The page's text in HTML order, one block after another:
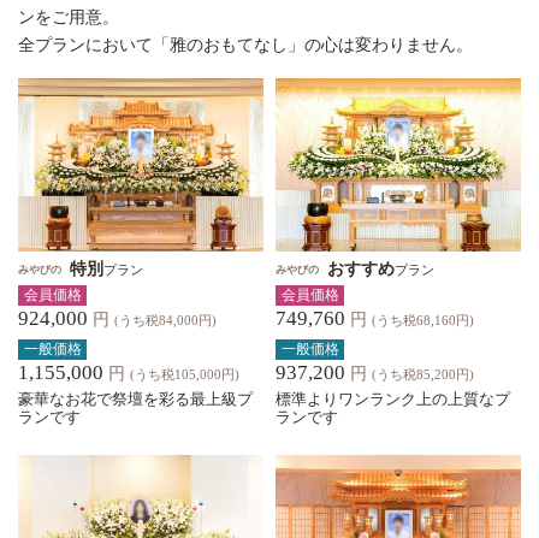
ンをご用意。
全プランにおいて「雅のおもてなし」の心は変わりません。
みやびの 特別 プラン
会員価格
924,000 円 (うち税84,000円)
一般価格
1,155,000 円 (うち税105,000円)
豪華なお花で祭壇を彩る最上級プ
ランです
みやびの おすすめプラン
会員価格
749,760 円 (うち税68,160円)
一般価格
937,200 円 (うち税85,200円)
標準よりワンランク上の上質なプ
ランです